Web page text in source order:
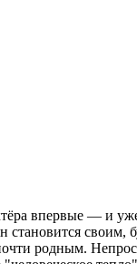
впервые — и
становится своим,
родным.